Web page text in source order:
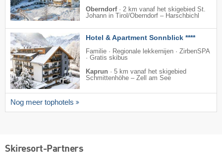
Oberndorf · 2 km vanaf het skigebied St.
Johann in Tirol/​Oberndorf – Harschbichl
Hotel & Apartment Sonnblick ****
Familie · Regionale lekkernijen · ZirbenSPA
· Gratis skibus
Kaprun · 5 km vanaf het skigebied
Schmittenhöhe – Zell am See
Nog meer tophotels
Skiresort-Partners